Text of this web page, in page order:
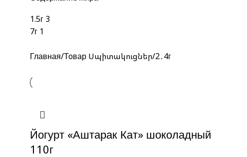
1.5г 3
7г 1
Главная Товар Սպիտակուցներ 2․4г
Йогурт «Аштарак Кат» шоколадный
110г